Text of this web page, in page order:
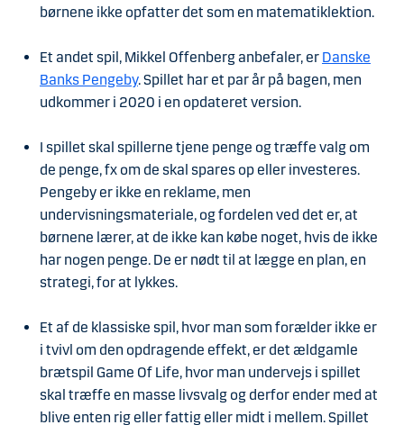
børnene ikke opfatter det som en matematiklektion.
Et andet spil, Mikkel Offenberg anbefaler, er Danske
Banks Pengeby. Spillet har et par år på bagen, men
udkommer i 2020 i en opdateret version.
I spillet skal spillerne tjene penge og træffe valg om
de penge, fx om de skal spares op eller investeres.
Pengeby er ikke en reklame, men
undervisningsmateriale, og fordelen ved det er, at
børnene lærer, at de ikke kan købe noget, hvis de ikke
har nogen penge. De er nødt til at lægge en plan, en
strategi, for at lykkes.
Et af de klassiske spil, hvor man som forælder ikke er
i tvivl om den opdragende effekt, er det ældgamle
brætspil Game Of Life, hvor man undervejs i spillet
skal træffe en masse livsvalg og derfor ender med at
blive enten rig eller fattig eller midt i mellem. Spillet